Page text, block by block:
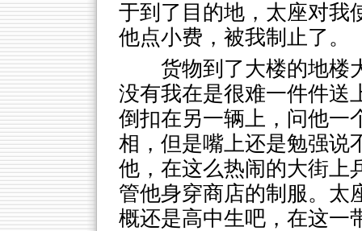
于到了目的地，太座对我
他点小费，被我制止了。
货物到了大楼的地楼
没有我在是很难一件件送
倒扣在另一辆上，问他一
相，但是嘴上还是勉强说
他，在这么热闹的大街上
管他身穿商店的制服。太
概还是高中生吧，在这一